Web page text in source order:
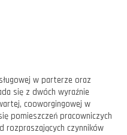
w parterze oraz
się z dwóch wyraźnie
cooworgingowej w
pomieszczeń pracowniczych
rozpraszających czynników